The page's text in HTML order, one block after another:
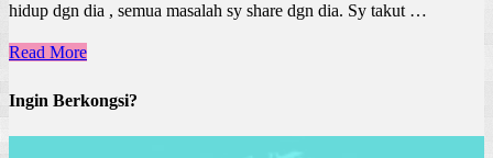
hidup dgn dia , semua masalah sy share dgn dia. Sy takut …
Read More
Ingin Berkongsi?